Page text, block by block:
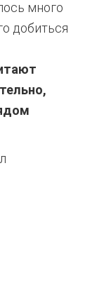
много
добиться